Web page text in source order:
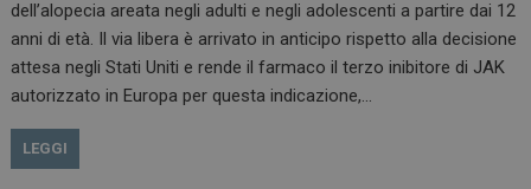
dell’alopecia areata negli adulti e negli adolescenti a partire dai 12
anni di età. Il via libera è arrivato in anticipo rispetto alla decisione
attesa negli Stati Uniti e rende il farmaco il terzo inibitore di JAK
autorizzato in Europa per questa indicazione,…
LEGGI